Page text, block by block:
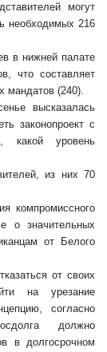
могут
необходимых 216
в нижней палате
что составляет
мандатов (240).
высказалась
законопроект с
какой уровень
из них 70
компромиссного
о значительных
от Белого
от своих
на урезание
согласно
должно
в долгосрочном